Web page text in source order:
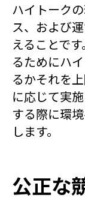
ハイトーク
ス、および
えることで
るためにハ
るかそれを
に応じて実
する際に環
します。
公正な